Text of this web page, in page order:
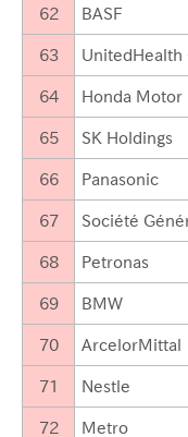
62 BASF
63 UnitedHealth
64 Honda Motor
65 SK Holdings
66 Panasonic
67 Société
68 Petronas
69 BMW
70 ArcelorMittal
71 Nestle
72 Metro